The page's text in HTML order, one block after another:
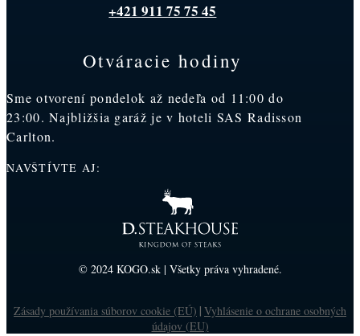
+421 911 75 75 45
Otváracie hodiny
Sme otvorení pondelok až nedeľa od 11:00 do
23:00. Najbližšia garáž je v hoteli SAS Radisson
Carlton.
NAVŠTÍVTE AJ:
© 2024 KOGO.sk | Všetky práva vyhradené.
Zásady používania súborov cookie (EÚ) Vyhlásenie o ochrane osobných
údajov (EU)